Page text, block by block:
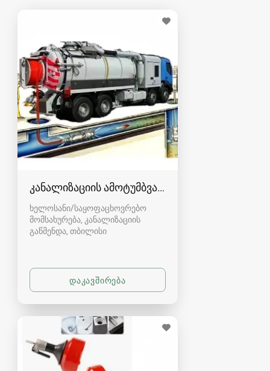
კანალიზაციის ამოტუმბვა, გაწმენდა
ხელოსანი/საყოფაცხოვრებო
მომსახურება, კანალიზაციის
გაწმენდა თბილისი